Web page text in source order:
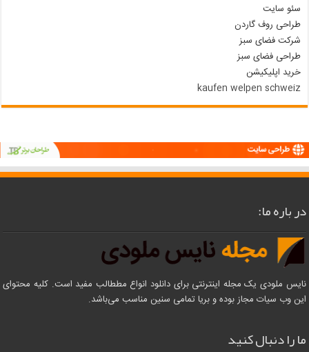
سئو سایت
طراحی روف گاردن
شرکت فضای سبز
طراحی فضای سبز
خرید اپلیکیشن
kaufen welpen schweiz
در باره ما:
نایس ملودی یک مجله اینترنتی برای دانلود انواع مططالب مفید است. کلیه محتوای
این وب سیات مجاز بوده و بریا تمامی سنین مناسب می‌باشد.
ما را دنبال کنید